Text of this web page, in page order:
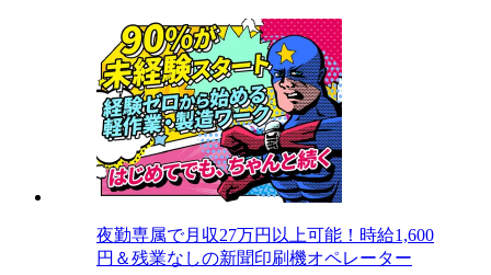
夜勤専属で月収27万円以上可能！時給1,600
円＆残業なしの新聞印刷機オペレーター